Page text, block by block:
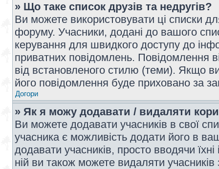
» Що таке список друзів та недругів?
Ви можете використовувати ці списки
форуму. Учасники, додані до вашого
керування для швидкого доступу до
приватних повідомлень. Повідомлення
від встановленого стилю (теми). Якщо
його повідомлення буде приховано за
Догори
» Як я можу додавати / видаляти
Ви можете додавати учасників в свої
учасника є можливість додати його в
додавати учасників, просто вводячи
ній ви також можете видаляти учасників